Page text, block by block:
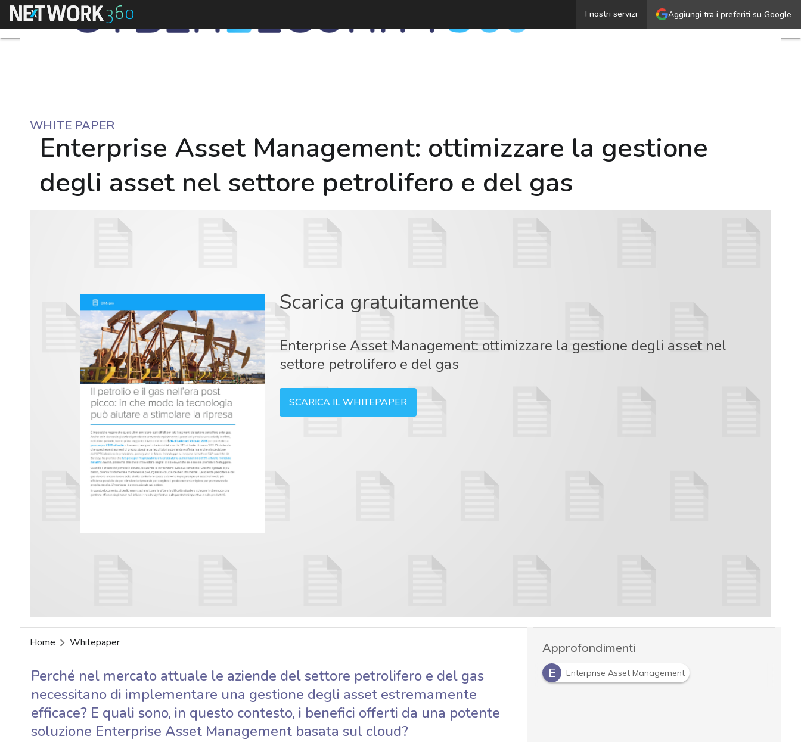
Aggiungi tra i preferiti su Google
I nostri servizi
Menu Enterprise Asset Management: ottimizzare la
WHITE PAPER
Enterprise Asset Management: ottimizzare la gestione
degli asset nel settore petrolifero e del gas
Scarica gratuitamente
Enterprise Asset Management: ottimizzare la gestione degli asset nel
settore petrolifero e del gas
SCARICA IL WHITEPAPER
Home Whitepaper
Perché nel mercato attuale le aziende del settore petrolifero e del gas
necessitano di implementare una gestione degli asset estremamente
efficace? E quali sono, in questo contesto, i benefici offerti da una potente
soluzione Enterprise Asset Management basata sul cloud?
Approfondimenti
E
Enterprise Asset Management